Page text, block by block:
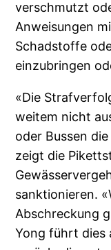
verschmutzt
Anweisungen
Schadstoffe
einzubringen
«Die
weitem nicht
oder Bussen
zeigt die
sanktionieren.
Abschreckung
Yong führt dies